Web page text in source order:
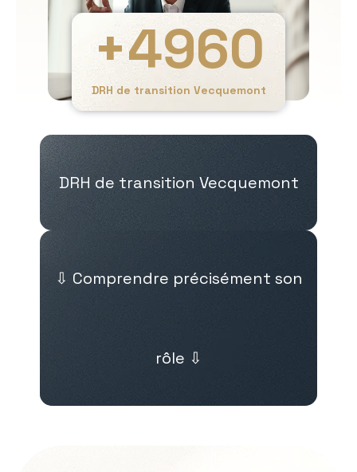
DRH de transition Vecquemont
+4960
DRH de transition Vecquemont
⇩ Comprendre précisément son
rôle ⇩